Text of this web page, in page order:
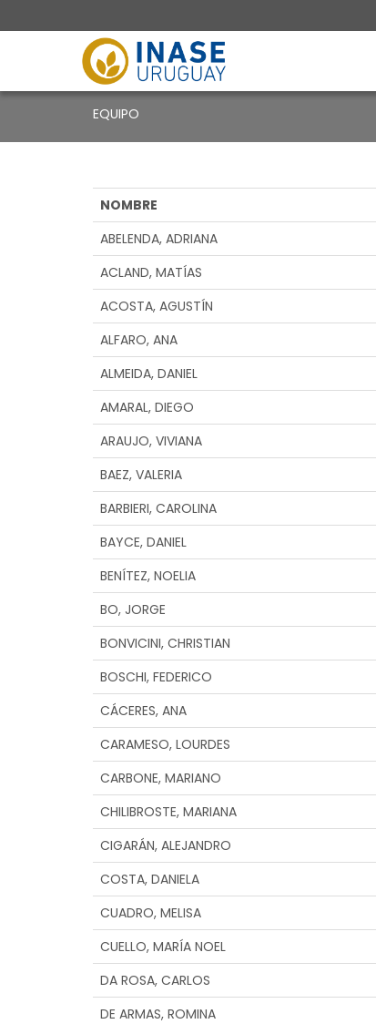
EQUIPO
NOMBRE
ABELENDA, ADRIANA
ACLAND, MATÍAS
ACOSTA, AGUSTÍN
ALFARO, ANA
ALMEIDA, DANIEL
AMARAL, DIEGO
ARAUJO, VIVIANA
BAEZ, VALERIA
BARBIERI, CAROLINA
BAYCE, DANIEL
BENÍTEZ, NOELIA
BO, JORGE
BONVICINI, CHRISTIAN
BOSCHI, FEDERICO
CÁCERES, ANA
CARAMESO, LOURDES
CARBONE, MARIANO
CHILIBROSTE, MARIANA
CIGARÁN, ALEJANDRO
COSTA, DANIELA
CUADRO, MELISA
CUELLO, MARÍA NOEL
DA ROSA, CARLOS
DE ARMAS, ROMINA